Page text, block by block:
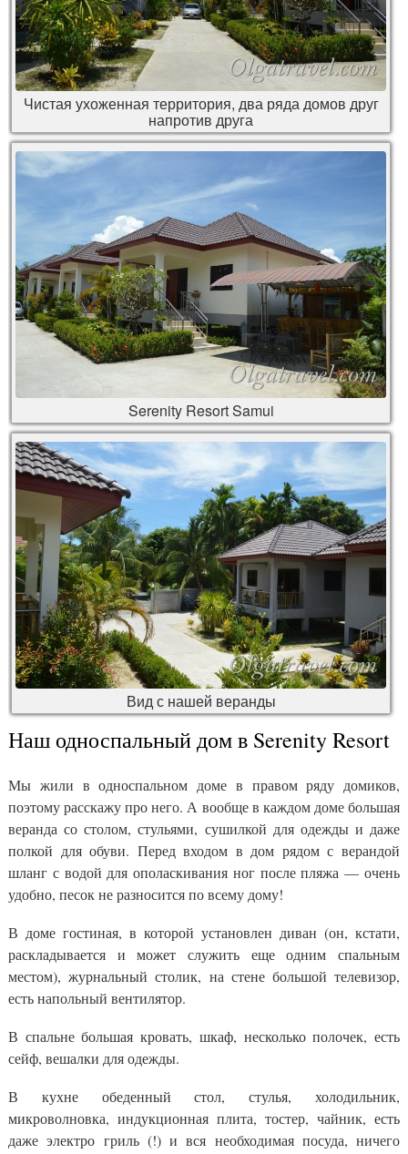
Чистая ухоженная территория, два ряда домов друг
напротив друга
Serenity Resort Samui
Вид с нашей веранды
Наш односпальный дом в Serenity Resort
Мы жили в односпальном доме в правом ряду домиков,
поэтому расскажу про него. А вообще в каждом доме большая
веранда со столом, стульями, сушилкой для одежды и даже
полкой для обуви. Перед входом в дом рядом с верандой
шланг с водой для ополаскивания ног после пляжа — очень
удобно, песок не разносится по всему дому!
В доме гостиная, в которой установлен диван (он, кстати,
раскладывается и может служить еще одним спальным
местом), журнальный столик, на стене большой телевизор,
есть напольный вентилятор.
В спальне большая кровать, шкаф, несколько полочек, есть
сейф, вешалки для одежды.
В кухне обеденный стол, стулья, холодильник,
микроволновка, индукционная плита, тостер, чайник, есть
даже электро гриль (!) и вся необходимая посуда, ничего